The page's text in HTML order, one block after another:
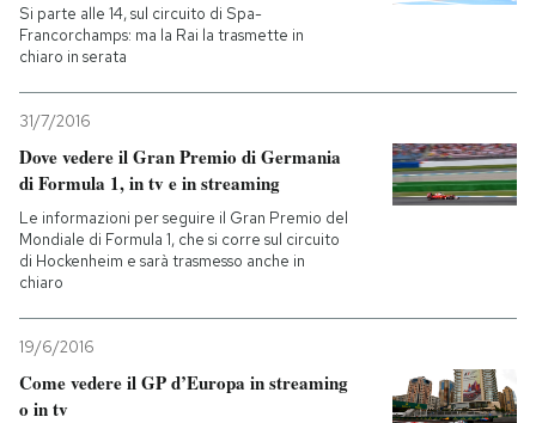
I MIEI PREFERITI
SHOP
CALENDARIO
AREA PERSONALE
Si parte alle 14, sul circuito di Spa-
Francorchamps: ma la Rai la trasmette in
chiaro in serata
31/7/2016
Dove vedere il Gran Premio di Germania
di Formula 1, in tv e in streaming
Le informazioni per seguire il Gran Premio del
Mondiale di Formula 1, che si corre sul circuito
di Hockenheim e sarà trasmesso anche in
chiaro
19/6/2016
Come vedere il GP d’Europa in streaming
o in tv